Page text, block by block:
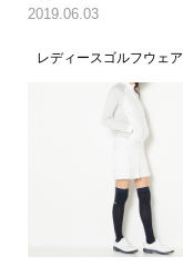
2019.06.03
レディースゴルフウェア